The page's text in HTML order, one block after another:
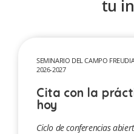
tu
SEMINARIO DEL CAMPO
2026-2027
Cita con la
hoy
Ciclo de conferencias